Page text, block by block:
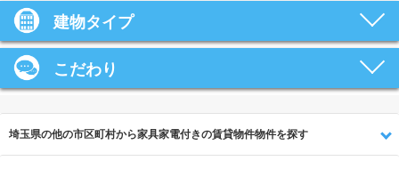
建物タイプ
こだわり
埼玉県の他の市区町村から家具家電付きの賃貸物件物件を探す